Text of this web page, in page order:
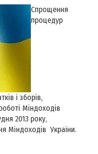
Cпрощення
процедур
і зборів,
Міндоходів
2013 року,
Міндоходів України.